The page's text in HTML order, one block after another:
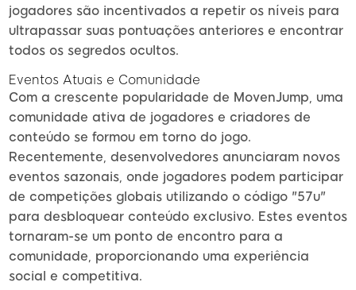
jogadores são incentivados a repetir os níveis para
ultrapassar suas pontuações anteriores e encontrar
todos os segredos ocultos.
Eventos Atuais e Comunidade
Com a crescente popularidade de MovenJump, uma
comunidade ativa de jogadores e criadores de
conteúdo se formou em torno do jogo.
Recentemente, desenvolvedores anunciaram novos
eventos sazonais, onde jogadores podem participar
de competições globais utilizando o código "57u"
para desbloquear conteúdo exclusivo. Estes eventos
tornaram-se um ponto de encontro para a
comunidade, proporcionando uma experiência
social e competitiva.